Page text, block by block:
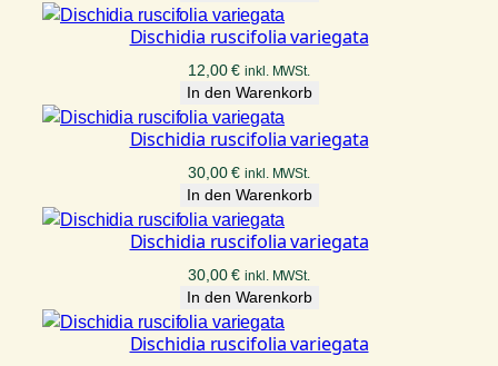
Dischidia ruscifolia variegata
12,00€ inkl. MWSt.
In den Warenkorb
Dischidia ruscifolia variegata
30,00€ inkl. MWSt.
In den Warenkorb
Dischidia ruscifolia variegata
30,00€ inkl. MWSt.
In den Warenkorb
Dischidia ruscifolia variegata